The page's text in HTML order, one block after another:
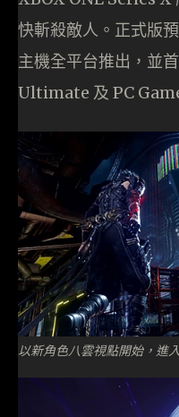
快斬殺敵人。正式版
主機全平台推出，並
Ultimate 及 PC
以新角色八雲視點開始，進